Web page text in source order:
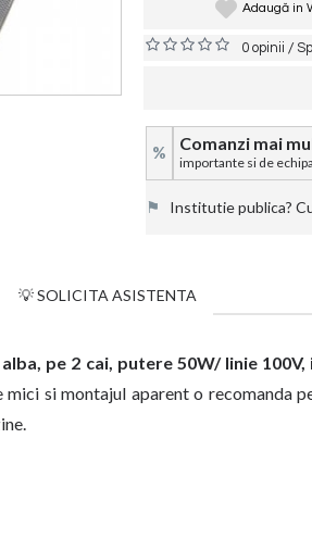
Adaugă in
0 opinii /
% Comanzi mai
importante si de
⚑ Institutie publica?
💡 SOLICITA ASISTENTA
pe 2 cai, putere 50W/ linie
mici si montajul aparent o recomanda